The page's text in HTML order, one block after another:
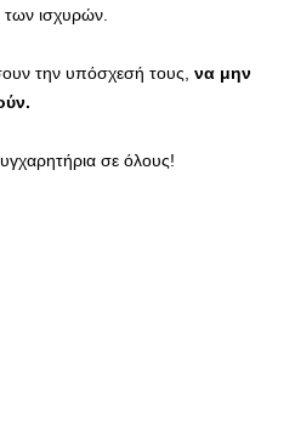
των ισχυρών.
την υπόσχεσή τους, να μην
σε όλους!